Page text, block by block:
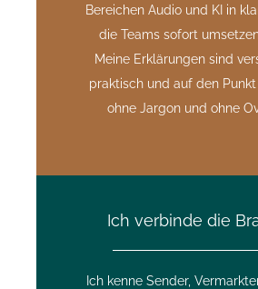
Bereichen Audio und KI in
die Teams sofort
Meine Erklärungen sind
praktisch und auf den
ohne Jargon und ohne
Ich verbinde die
Ich kenne Sender,